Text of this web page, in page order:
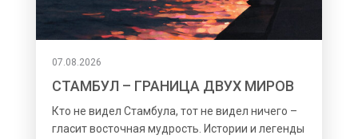
07.08.2026
СТАМБУЛ – ГРАНИЦА ДВУХ МИРОВ
Кто не видел Стамбула, тот не видел ничего –
гласит восточная мудрость. Истории и легенды